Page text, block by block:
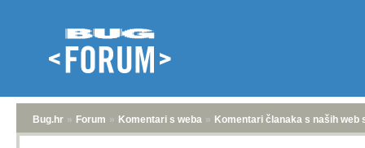
Bug.hr » Forum » Komentari s weba » Komentari članaka s naših web